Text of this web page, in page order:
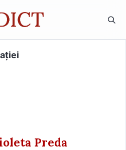
Preda